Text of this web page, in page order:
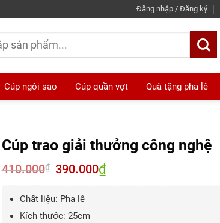
Đăng nhập / Đăng ký
Cúp ngôi sao Cúp quần vợt Quà tặng pha lê
Cúp trao giải thưởng công nghệ
410.000₫
Giá
gốc
390.000₫Giá
hiện
Chất liệu: Pha lê
Kích thước: 25cm